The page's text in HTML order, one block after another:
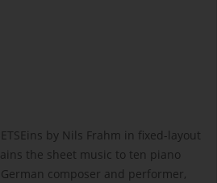
by Nils Frahm in fixed-layout
the sheet music to ten piano
composer and performer,